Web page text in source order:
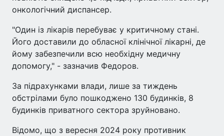
онкологічний диспансер.
"Один із лікарів перебуває у критичному стані.
Його доставили до обласної клінічної лікарні, де
йому забезпечили всю необхідну медичну
допомогу," - зазначив Федоров.
За підрахунками влади, лише за тиждень
обстрілами було пошкоджено 130 будинків, 8
будинків приватного сектора зруйновано.
Відомо, що з вересня 2024 року противник